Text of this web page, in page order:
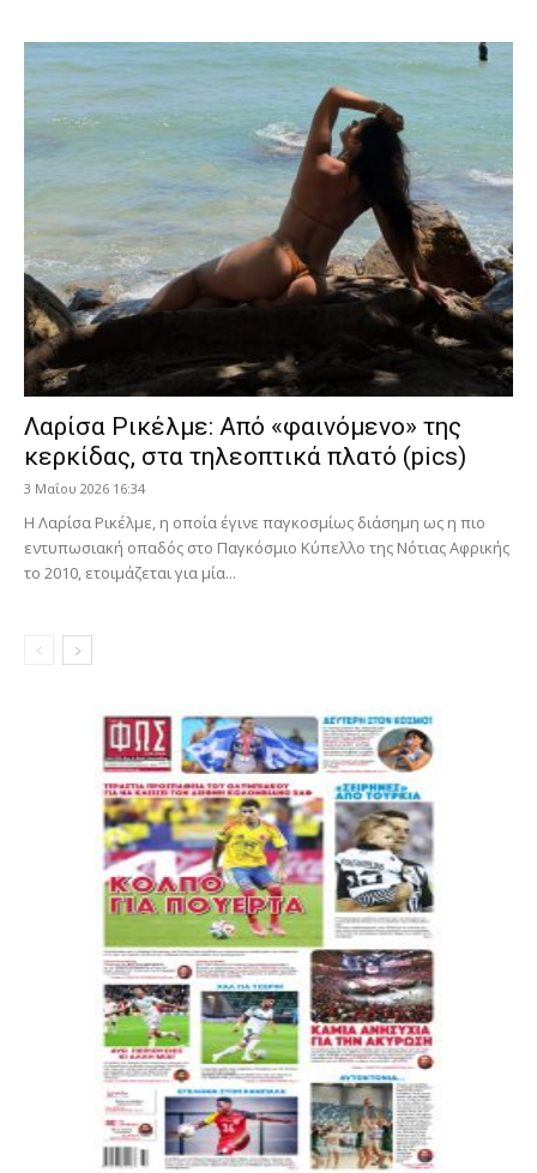
Λαρίσα Ρικέλμε: Από «φαινόμενο» της
κερκίδας, στα τηλεοπτικά πλατό (pics)
3 Μαΐου 2026 16:34
Η Λαρίσα Ρικέλμε, η οποία έγινε παγκοσμίως διάσημη ως η πιο
εντυπωσιακή οπαδός στο Παγκόσμιο Κύπελλο της Νότιας Αφρικής
το 2010, ετοιμάζεται για μία...